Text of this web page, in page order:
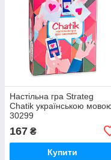
Настільна гра Strateg
Chatik українською
30299
167 ₴
Купити